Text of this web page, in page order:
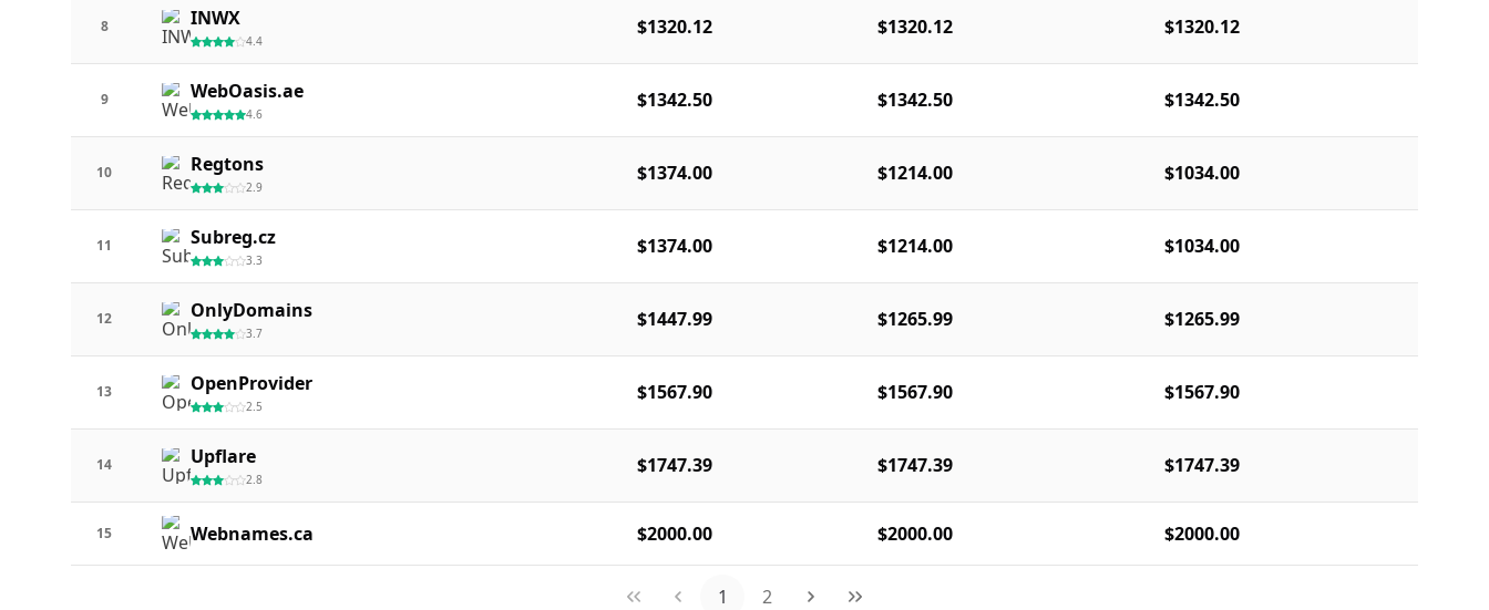
8 INWX
4.4
$1320.12 $1320.12 $1320.12
9 WebOasis.ae
4.6
$1342.50 $1342.50 $1342.50
10 Regtons
2.9
$1374.00 $1214.00 $1034.00
11 Subreg.cz
3.3
$1374.00 $1214.00 $1034.00
12 OnlyDomains
3.7
$1447.99 $1265.99 $1265.99
13 OpenProvider
2.5
$1567.90 $1567.90 $1567.90
14 Upflare
2.8
$1747.39 $1747.39 $1747.39
15 Webnames.ca $2000.00 $2000.00 $2000.00
1 2